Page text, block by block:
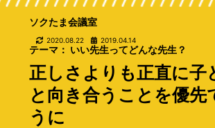
ソクたま会議室
2020.08.22 2019.04.14
テーマ： いい先生ってどんな先生？
正しさよりも正直に子
と向き合うことを優先
うに